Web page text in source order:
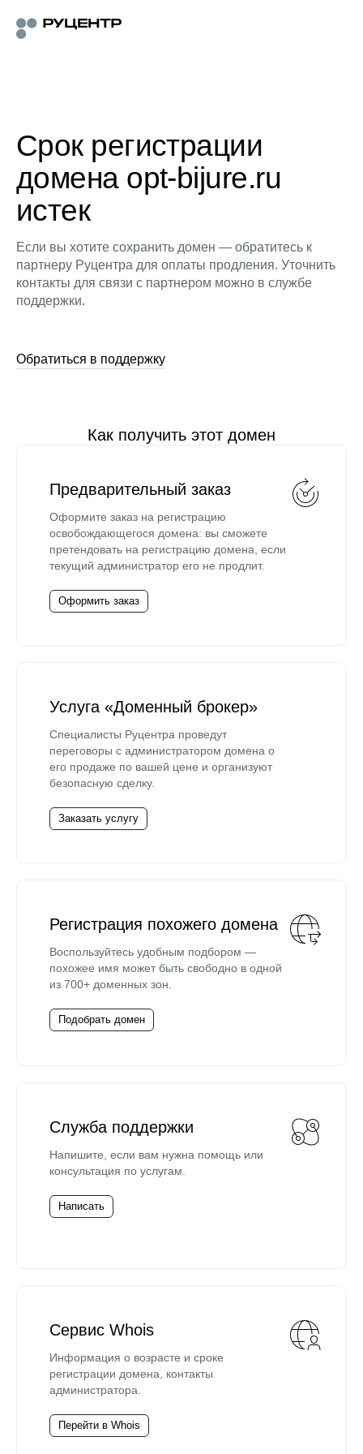
Срок регистрации
домена opt-bijure.ru
истек
Если вы хотите сохранить домен — обратитесь к
партнеру Руцентра для оплаты продления. Уточнить
контакты для связи с партнером можно в службе
поддержки.
Обратиться в поддержку
Как получить этот домен
Предварительный заказ
Оформите заказ на регистрацию
освобождающегося домена: вы сможете
претендовать на регистрацию домена, если
текущий администратор его не продлит.
Оформить заказ
Услуга «Доменный брокер»
Специалисты Руцентра проведут
переговоры с администратором домена о
его продаже по вашей цене и организуют
безопасную сделку.
Заказать услугу
Регистрация похожего домена
Воспользуйтесь удобным подбором —
похожее имя может быть свободно в одной
из 700+ доменных зон.
Подобрать домен
Служба поддержки
Напишите, если вам нужна помощь или
консультация по услугам.
Написать
Сервис Whois
Информация о возрасте и сроке
регистрации домена, контакты
администратора.
Перейти в Whois